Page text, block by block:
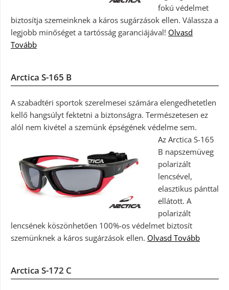
fokú védelmet
biztosítja szemeinknek a káros sugárzások ellen. Válassza a
legjobb minőséget a tartósság garanciájával! Olvasd
Tovább
Arctica S-165 B
A szabadtéri sportok szerelmesei számára elengedhetetlen
kellő hangsúlyt fektetni a biztonságra. Természetesen ez
alól nem kivétel a szemünk épségének védelme sem.
Az Arctica S-165
B napszemüveg
polarizált
lencsével,
elasztikus pánttal
ellátott. A
polarizált
lencsének köszönhetően 100%-os védelmet biztosít
szemünknek a káros sugárzások ellen. Olvasd Tovább
Arctica S-172 C